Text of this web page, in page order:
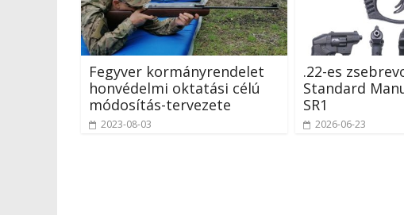
Fegyver kormányrendelet
honvédelmi oktatási célú
módosítás-tervezete
2023-08-03
.22-es
Standard
SR1
2026-06-23